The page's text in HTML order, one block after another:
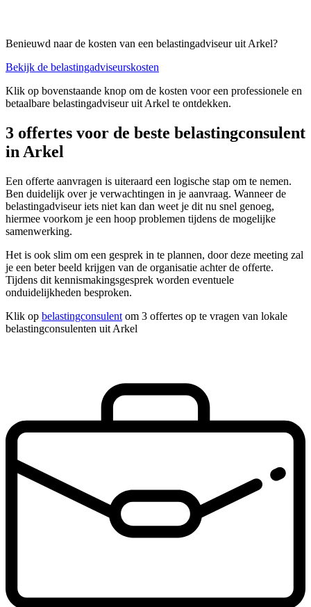
Benieuwd naar de kosten van een belastingadviseur uit Arkel?
Bekijk de belastingadviseurskosten
Klik op bovenstaande knop om de kosten voor een professionele en
betaalbare belastingadviseur uit Arkel te ontdekken.
3 offertes voor de beste belastingconsulent
in Arkel
Een offerte aanvragen is uiteraard een logische stap om te nemen.
Ben duidelijk over je verwachtingen in je aanvraag. Wanneer de
belastingadviseur iets niet kan dan weet je dit nu snel genoeg,
hiermee voorkom je een hoop problemen tijdens de mogelijke
samenwerking.
Het is ook slim om een gesprek in te plannen, door deze meeting zal
je een beter beeld krijgen van de organisatie achter de offerte.
Tijdens dit kennismakingsgesprek worden eventuele
onduidelijkheden besproken.
Klik op belastingconsulent om 3 offertes op te vragen van lokale
belastingconsulenten uit Arkel